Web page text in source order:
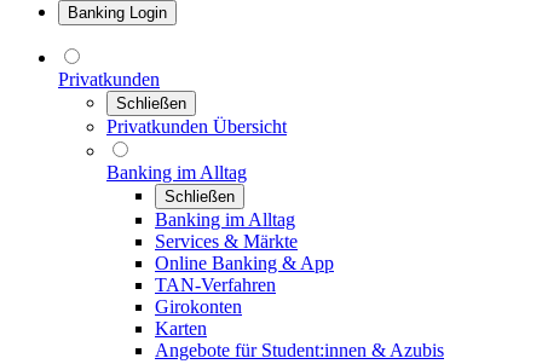
Banking Login
Privatkunden
Schließen
Privatkunden Übersicht
Banking im Alltag
Schließen
Banking im Alltag
Services & Märkte
Online Banking & App
TAN-Verfahren
Girokonten
Karten
Angebote für Student:innen & Azubis